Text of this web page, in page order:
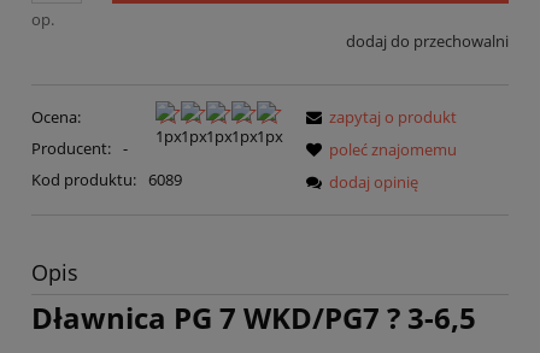
op.
dodaj do przechowalni
Ocena:
Producent: -
Kod produktu: 6089
zapytaj o produkt
poleć znajomemu
dodaj opinię
Opis
Dławnica PG 7 WKD/PG7 ? 3-6,5